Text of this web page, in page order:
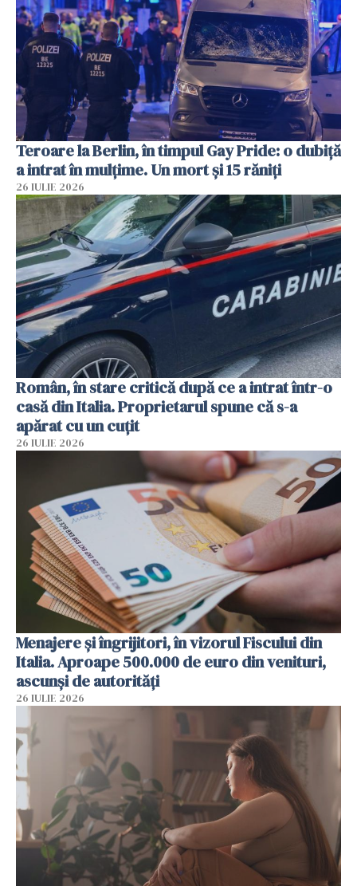
Teroare la Berlin, în timpul Gay Pride: o dubiță
a intrat în mulțime. Un mort și 15 răniți
26 IULIE 2026
Român, în stare critică după ce a intrat într-o
casă din Italia. Proprietarul spune că s-a
apărat cu un cuțit
26 IULIE 2026
Menajere și îngrijitori, în vizorul Fiscului din
Italia. Aproape 500.000 de euro din venituri,
ascunși de autorități
26 IULIE 2026